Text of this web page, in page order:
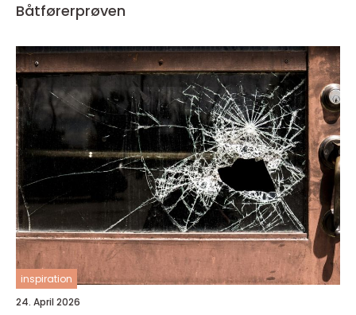
Båtførerprøven
inspiration
24. April 2026